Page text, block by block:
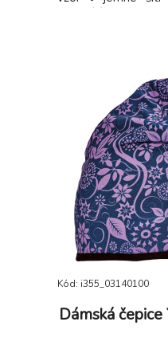
neškrtící lem
Kód: i355_03140100
Dámská